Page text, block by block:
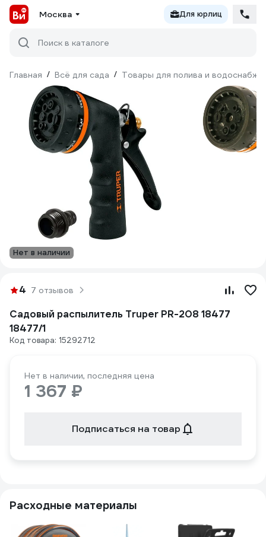
Москва Для юрлиц
Поиск в каталоге
Главная / Всё для сада / Товары для полива и
Нет в наличии
4 7 отзывов
Садовый распылитель Truper PR-208 18477
18477/1
Код товара: 15292712
Нет в наличии, последняя цена
1 367 ₽
Подписаться на товар
Расходные материалы